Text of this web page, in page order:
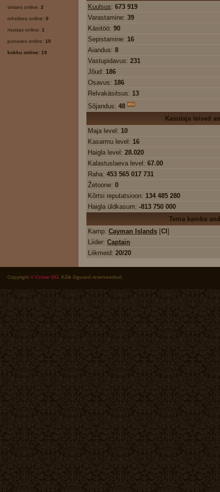
sinises online: 2
rohelises online: 0
mustas online: 1
punases online: 10
kokku online: 19
Kuulsus: 673 919
Varastamine: 39
Käsitöö: 90
Sepistamine: 16
Aiandus: 8
Vastupidavus: 231
Jõud: 186
Osavus: 186
Relvakäsitsus: 13
Sõjandus: 48
Kasutaja teised
Maja level: 10
Kasarmu level: 16
Haigla level: 28.020
Kalastuslaeva level: 67.00
Raha: 453 565 017 731
Žetoone: 0
Kõrtsi reputatsioon: 134 485 280
Haigla üldkasum: -813 750 000
Tema kamba
Kamp: Cayman Islands [CI ]
Liider: Captain
Liikmeid: 20/20
Copyright © Crime OÜ . Kõik õigused reserveeritud.